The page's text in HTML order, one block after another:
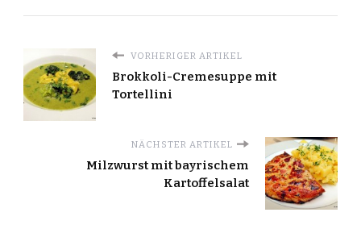
VORHERIGER ARTIKEL
Brokkoli-Cremesuppe mit
Tortellini
NÄCHSTER ARTIKEL
Milzwurst mit bayrischem
Kartoffelsalat